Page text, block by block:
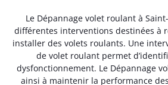
Le Dépannage volet roulant à
différentes interventions destinées à
installer des volets roulants. Une
de volet roulant permet
dysfonctionnement. Le Dépannage
ainsi à maintenir la performance